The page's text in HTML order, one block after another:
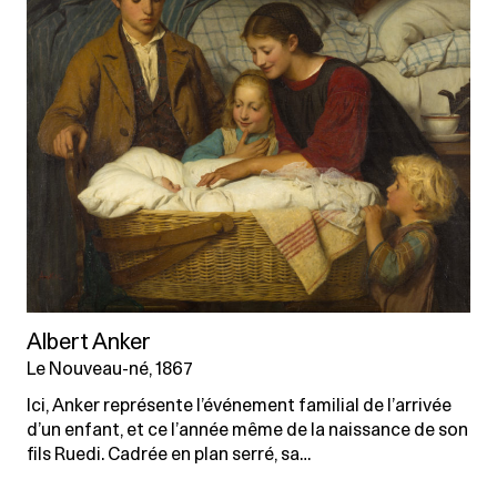
Albert Anker
Le Nouveau-né, 1867
Ici, Anker représente l’événement familial de l’arrivée
d’un enfant, et ce l’année même de la naissance de son
fils Ruedi. Cadrée en plan serré, sa…